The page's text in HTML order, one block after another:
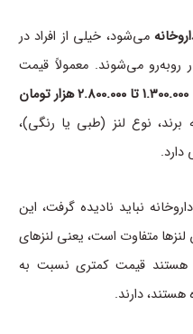
می‌شود، خیلی از افراد در
روبه‌رو می‌شوند. معمولاً قیمت
1.300.000 تا 2.800.0۰۰ هزار تومان
نوع لنز (طبی یا رنگی)،
نباید نادیده گرفت، این
متفاوت است، یعنی لنزهای
هستند قیمت کمتری نسبت به